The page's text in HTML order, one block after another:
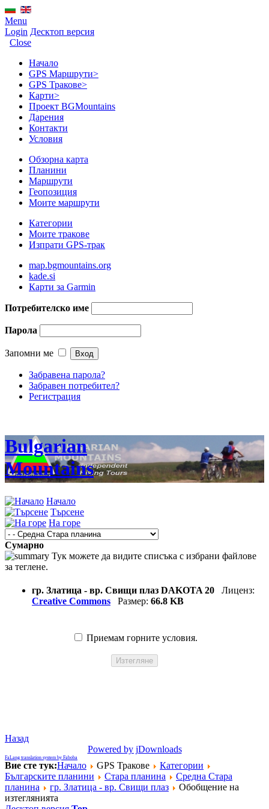
Menu
Login Десктоп версия
Close
Начало
GPS Mаршрути>
GPS Тракове>
Карти>
Проект BGMountains
Дарения
Контакти
Условия
Обзорна карта
Планини
Маршрути
Геопозиция
Моите маршрути
Категории
Моите тракове
Изпрати GPS-трак
map.bgmountains.org
kade.si
Карти за Garmin
Потребителско име
Парола
Запомни ме
Забравена парола?
Забравен потребител?
Регистрация
Bulgarian
Mountains
Начало
Търсене
На горе
Сумарно
Тук можете да видите списъка с избрани файлове
за теглене.
гр. Златица - вр. Свищи плаз DAKOTA 20 Лиценз:
Creative Commons Размер: 66.8 KB
Приемам горните условия.
Назад
Powered by jDownloads
FaLang translation system by Faboba
Вие сте тук:Начало GPS Тракове
Категории
Българските планини
Стара планина
Средна Стара
планина
гр. Златица - вр. Свищи плаз
Обобщение на
изтеглянията